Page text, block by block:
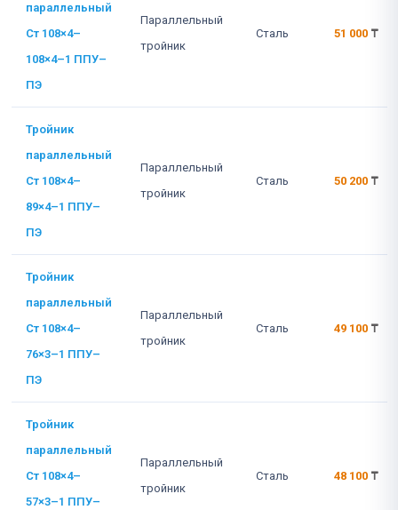
параллельный
Ст 108×4–
108×4–1 ППУ–
ПЭ
Параллельный
тройник
Сталь 51 000 ₸
Тройник
параллельный
Ст 108×4–
89×4–1 ППУ–
ПЭ
Параллельный
тройник
Сталь 50 200 ₸
Тройник
параллельный
Ст 108×4–
76×3–1 ППУ–
ПЭ
Параллельный
тройник
Сталь 49 100 ₸
Тройник
параллельный
Ст 108×4–
57×3–1 ППУ–
Параллельный
тройник
Сталь 48 100 ₸